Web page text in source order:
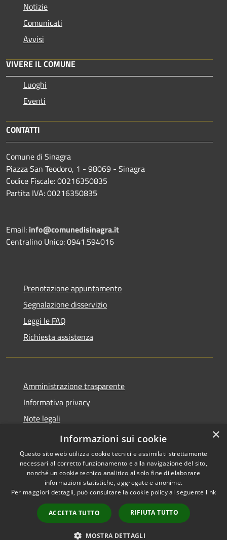
Notizie
Comunicati
Avvisi
VIVERE IL COMUNE
Luoghi
Eventi
CONTATTI
Comune di Sinagra
Piazza San Teodoro, 1 - 98069 - Sinagra
Codice Fiscale: 00216350835
Partita IVA: 00216350835
Email: info@comunedisinagra.it
Centralino Unico: 0941.594016
Prenotazione appuntamento
Segnalazione disservizio
Leggi le FAQ
Richiesta assistenza
Amministrazione trasparente
Informativa privacy
Note legali
Dichiarazione di accessibilità
Accessibilità
Copyright © 2026 • Comune di
Sinagra • Powered by
Municipium•
Accesso
redazione
×
Informazioni sui cookie
Questo sito web utilizza cookie tecnici e assimilati strettamente
necessari al corretto funzionamento e alla navigazione del sito,
nonché un cookie tecnico analitico al solo fine di elaborare
informazioni statistiche, aggregate e anonime.
Per maggiori dettagli, può consultare la cookie policy al seguente link
ACCETTA TUTTO RIFIUTA TUTTO
MOSTRA DETTAGLI